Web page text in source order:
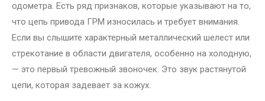
одометра. Есть ряд признаков, которые указывают на то,
что цепь привода ГРМ износилась и требует внимания.
Если вы слышите характерный металлический шелест или
стрекотание в области двигателя, особенно на холодную,
— это первый тревожный звоночек. Это звук растянутой
цепи, которая задевает за кожух.